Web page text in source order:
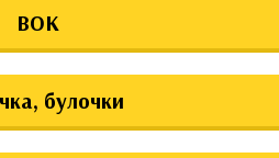
ВОК
булочки